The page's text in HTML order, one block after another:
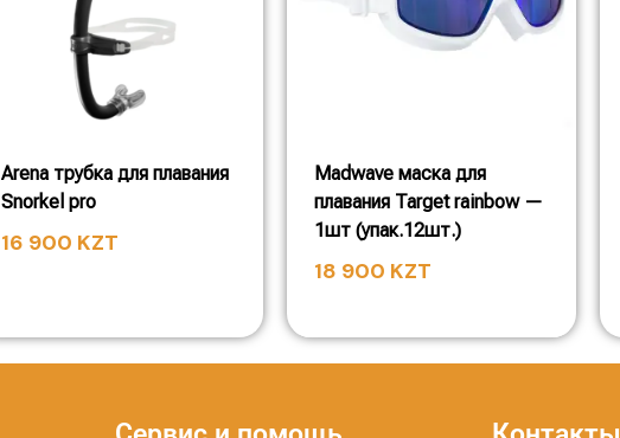
Arena трубка для плавания
Snorkel pro
16 900 KZT
Madwave маска для
плавания Target rainbow —
1шт (упак.12шт.)
18 900 KZT